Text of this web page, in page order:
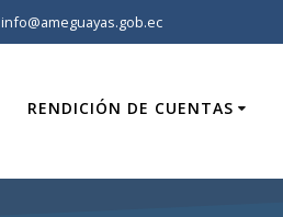
info@ameguayas.gob.ec
RENDICIÓN DE CUENTAS